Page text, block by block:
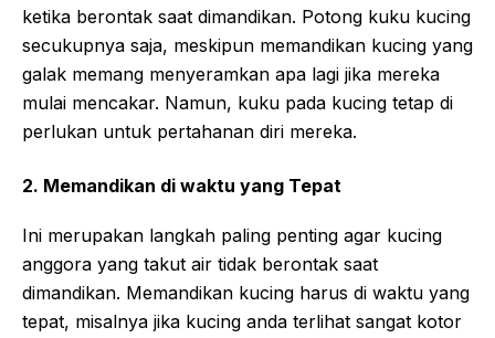
ketika berontak saat dimandikan. Potong kuku kucing
secukupnya saja, meskipun memandikan kucing yang
galak memang menyeramkan apa lagi jika mereka
mulai mencakar. Namun, kuku pada kucing tetap di
perlukan untuk pertahanan diri mereka.
2. Memandikan di waktu yang Tepat
Ini merupakan langkah paling penting agar kucing
anggora yang takut air tidak berontak saat
dimandikan. Memandikan kucing harus di waktu yang
tepat, misalnya jika kucing anda terlihat sangat kotor